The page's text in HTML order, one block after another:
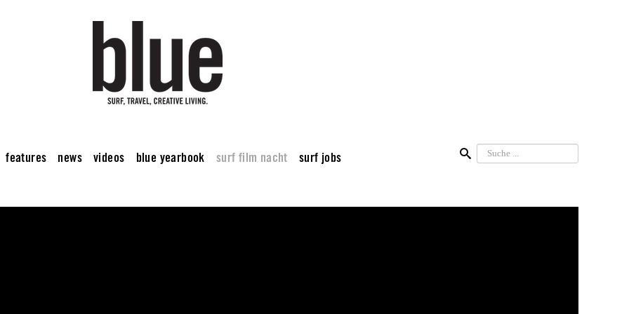
features news videos blue yearbook surf film nacht surf jobs Suchen